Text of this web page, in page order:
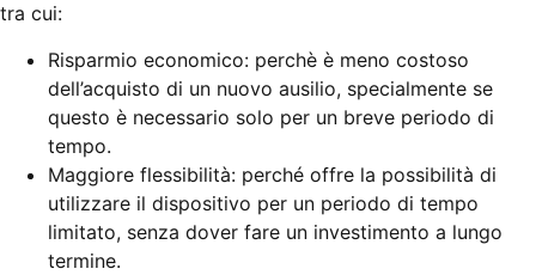
tra cui:
Risparmio economico: perchè è meno costoso
dell’acquisto di un nuovo ausilio, specialmente se
questo è necessario solo per un breve periodo di
tempo.
Maggiore flessibilità: perché offre la possibilità di
utilizzare il dispositivo per un periodo di tempo
limitato, senza dover fare un investimento a lungo
termine.